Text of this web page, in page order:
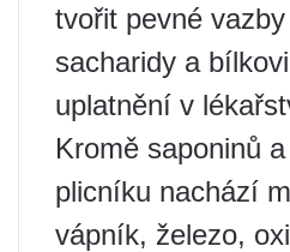
tvořit pevné
sacharidy a
uplatnění v
Kromě saponinů
plicníku nachází
vápník, železo,